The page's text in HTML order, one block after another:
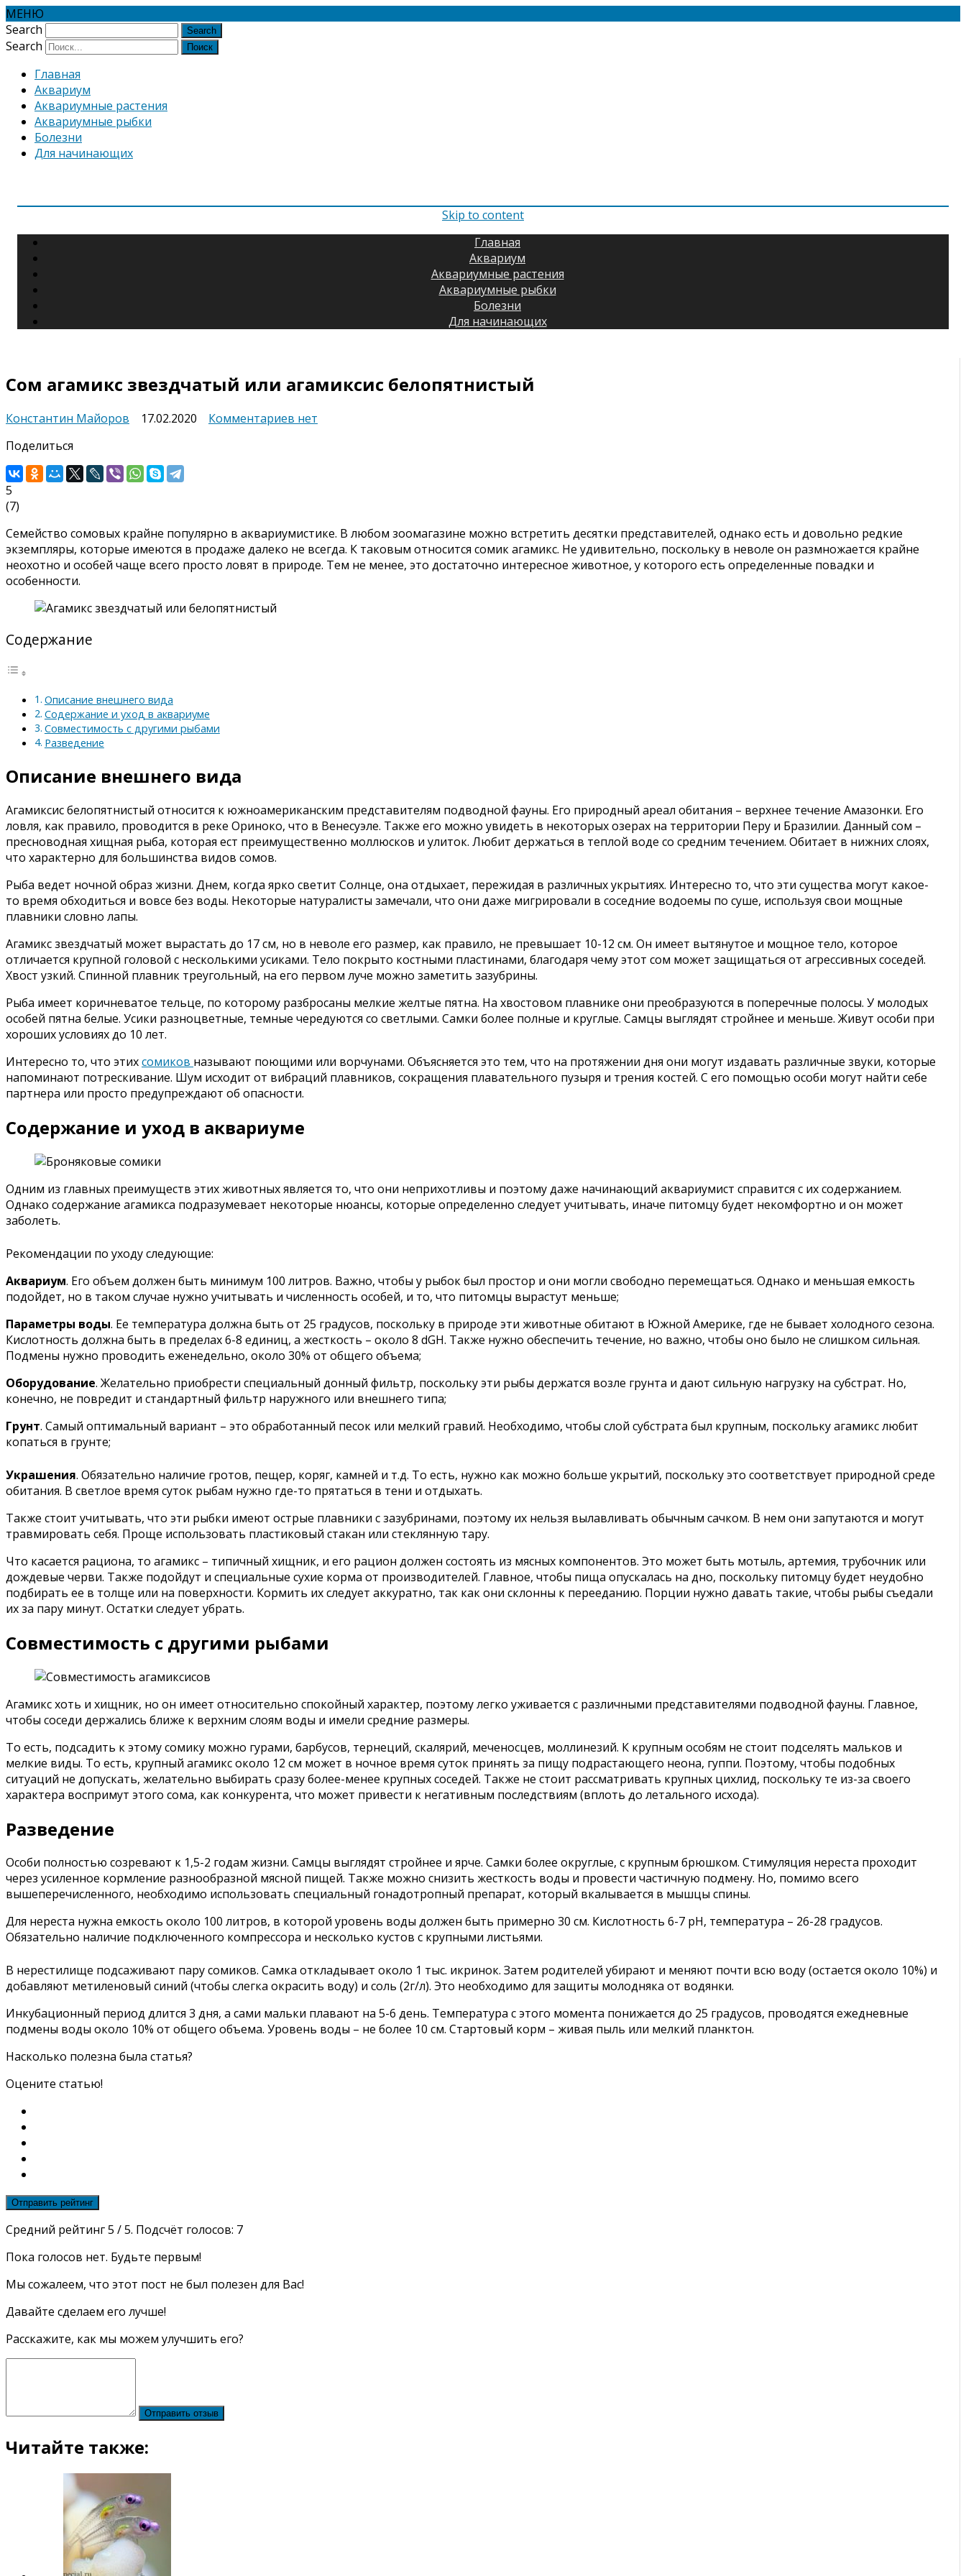
МЕНЮ
Search
Search
Главная
Аквариум
Аквариумные растения
Аквариумные рыбки
Болезни
Для начинающих
Skip to content
Главная
Аквариум
Аквариумные растения
Аквариумные рыбки
Болезни
Для начинающих
Сом агамикс звездчатый или агамиксис белопятнистый
Константин Майоров 17.02.2020 Комментариев к
белопятнистый
нет
Поделиться
5
(7)
Семейство сомовых крайне популярно в аквариумистике. В любом зоомагазине можно встретить десятки представителей, однако есть и довольно редкие
экземпляры, которые имеются в продаже далеко не всегда. К таковым относится сомик агамикс. Не удивительно, поскольку в неволе он размножается крайне
неохотно и особей чаще всего просто ловят в природе. Тем не менее, это достаточно интересное животное, у которого есть определенные повадки и
особенности.
Содержание
Описание внешнего вида
Содержание и уход в аквариуме
Совместимость с другими рыбами
Разведение
Описание внешнего вида
Агамиксис белопятнистый относится к южноамериканским представителям подводной фауны. Его природный ареал обитания – верхнее течение Амазонки. Его
ловля, как правило, проводится в реке Ориноко, что в Венесуэле. Также его можно увидеть в некоторых озерах на территории Перу и Бразилии. Данный сом –
пресноводная хищная рыба, которая ест преимущественно моллюсков и улиток. Любит держаться в теплой воде со средним течением. Обитает в нижних слоях,
что характерно для большинства видов сомов.
Рыба ведет ночной образ жизни. Днем, когда ярко светит Солнце, она отдыхает, пережидая в различных укрытиях. Интересно то, что эти существа могут какое-
то время обходиться и вовсе без воды. Некоторые натуралисты замечали, что они даже мигрировали в соседние водоемы по суше, используя свои мощные
плавники словно лапы.
Агамикс звездчатый может вырастать до 17 см, но в неволе его размер, как правило, не превышает 10-12 см. Он имеет вытянутое и мощное тело, которое
отличается крупной головой с несколькими усиками. Тело покрыто костными пластинами, благодаря чему этот сом может защищаться от агрессивных соседей.
Хвост узкий. Спинной плавник треугольный, на его первом луче можно заметить зазубрины.
Рыба имеет коричневатое тельце, по которому разбросаны мелкие желтые пятна. На хвостовом плавнике они преобразуются в поперечные полосы. У молодых
особей пятна белые. Усики разноцветные, темные чередуются со светлыми. Самки более полные и круглые. Самцы выглядят стройнее и меньше. Живут особи при
хороших условиях до 10 лет.
Интересно то, что этихсомиков называют поющими или ворчунами. Объясняется это тем, что на протяжении дня они могут издавать различные звуки, которые
напоминают потрескивание. Шум исходит от вибраций плавников, сокращения плавательного пузыря и трения костей. С его помощью особи могут найти себе
партнера или просто предупреждают об опасности.
Содержание и уход в аквариуме
Одним из главных преимуществ этих животных является то, что они неприхотливы и поэтому даже начинающий аквариумист справится с их содержанием.
Однако содержание агамикса подразумевает некоторые нюансы, которые определенно следует учитывать, иначе питомцу будет некомфортно и он может
заболеть.
Рекомендации по уходу следующие:
Аквариум. Его объем должен быть минимум 100 литров. Важно, чтобы у рыбок был простор и они могли свободно перемещаться. Однако и меньшая емкость
подойдет, но в таком случае нужно учитывать и численность особей, и то, что питомцы вырастут меньше;
Параметры воды. Ее температура должна быть от 25 градусов, поскольку в природе эти животные обитают в Южной Америке, где не бывает холодного сезона.
Кислотность должна быть в пределах 6-8 единиц, а жесткость – около 8 dGH. Также нужно обеспечить течение, но важно, чтобы оно было не слишком сильная.
Подмены нужно проводить еженедельно, около 30% от общего объема;
Оборудование. Желательно приобрести специальный донный фильтр, поскольку эти рыбы держатся возле грунта и дают сильную нагрузку на субстрат. Но,
конечно, не повредит и стандартный фильтр наружного или внешнего типа;
Грунт. Самый оптимальный вариант – это обработанный песок или мелкий гравий. Необходимо, чтобы слой субстрата был крупным, поскольку агамикс любит
копаться в грунте;
Украшения. Обязательно наличие гротов, пещер, коряг, камней и т.д. То есть, нужно как можно больше укрытий, поскольку это соответствует природной среде
обитания. В светлое время суток рыбам нужно где-то прятаться в тени и отдыхать.
Также стоит учитывать, что эти рыбки имеют острые плавники с зазубринами, поэтому их нельзя вылавливать обычным сачком. В нем они запутаются и могут
травмировать себя. Проще использовать пластиковый стакан или стеклянную тару.
Что касается рациона, то агамикс – типичный хищник, и его рацион должен состоять из мясных компонентов. Это может быть мотыль, артемия, трубочник или
дождевые черви. Также подойдут и специальные сухие корма от производителей. Главное, чтобы пища опускалась на дно, поскольку питомцу будет неудобно
подбирать ее в толще или на поверхности. Кормить их следует аккуратно, так как они склонны к перееданию. Порции нужно давать такие, чтобы рыбы съедали
их за пару минут. Остатки следует убрать.
Совместимость с другими рыбами
Агамикс хоть и хищник, но он имеет относительно спокойный характер, поэтому легко уживается с различными представителями подводной фауны. Главное,
чтобы соседи держались ближе к верхним слоям воды и имели средние размеры.
То есть, подсадить к этому сомику можно гурами, барбусов, тернеций, скалярий, меченосцев, моллинезий. К крупным особям не стоит подселять мальков и
мелкие виды. То есть, крупный агамикс около 12 см может в ночное время суток принять за пищу подрастающего неона, гуппи. Поэтому, чтобы подобных
ситуаций не допускать, желательно выбирать сразу более-менее крупных соседей. Также не стоит рассматривать крупных цихлид, поскольку те из-за своего
характера воспримут этого сома, как конкурента, что может привести к негативным последствиям (вплоть до летального исхода).
Разведение
Особи полностью созревают к 1,5-2 годам жизни. Самцы выглядят стройнее и ярче. Самки более округлые, с крупным брюшком. Стимуляция нереста проходит
через усиленное кормление разнообразной мясной пищей. Также можно снизить жесткость воды и провести частичную подмену. Но, помимо всего
вышеперечисленного, необходимо использовать специальный гонадотропный препарат, который вкалывается в мышцы спины.
Для нереста нужна емкость около 100 литров, в которой уровень воды должен быть примерно 30 см. Кислотность 6-7 pH, температура – 26-28 градусов.
Обязательно наличие подключенного компрессора и несколько кустов с крупными листьями.
В нерестилище подсаживают пару сомиков. Самка откладывает около 1 тыс. икринок. Затем родителей убирают и меняют почти всю воду (остается около 10%) и
добавляют метиленовый синий (чтобы слегка окрасить воду) и соль (2г/л). Это необходимо для защиты молодняка от водянки.
Инкубационный период длится 3 дня, а сами мальки плавают на 5-6 день. Температура с этого момента понижается до 25 градусов, проводятся ежедневные
подмены воды около 10% от общего объема. Уровень воды – не более 10 см. Стартовый корм – живая пыль или мелкий планктон.
Насколько полезна была статья?
Оцените статью!
Отправить рейтинг
Средний рейтинг5 / 5. Подсчёт голосов: 7
Пока голосов нет. Будьте первым!
Мы сожалеем, что этот пост не был полезен для Вас!
Давайте сделаем его лучше!
Расскажите, как мы можем улучшить его?
Отправить отзыв
Читайте также: